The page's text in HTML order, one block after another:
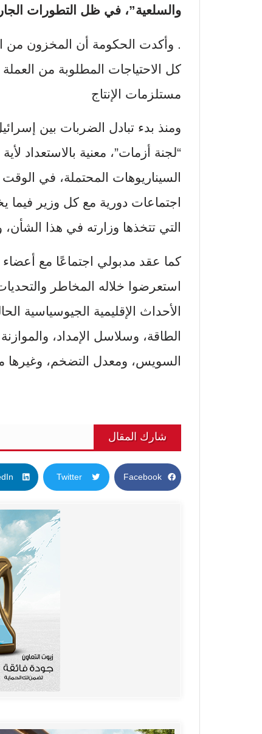
والسلعية”، في ظل التطورات
. وأكدت الحكومة أن المخزون من
كل الاحتياجات المطلوبة من
مستلزمات الإنتاج
ومنذ بدء تبادل الضربات بين
“لجنة أزمات”، معنية
السيناريوهات المحتملة، في
اجتماعات دورية مع كل وزير فيما
التي تتخذها وزارته في هذا
كما عقد مدبولي اجتماعًا مع أعضاء
استعرضوا خلاله المخاطر
الأحداث الإقليمية الجيوسياسية
الطاقة، وسلاسل الإمداد،
السويس، ومعدل التضخم،
شارك المقال
Facebook
Twitter